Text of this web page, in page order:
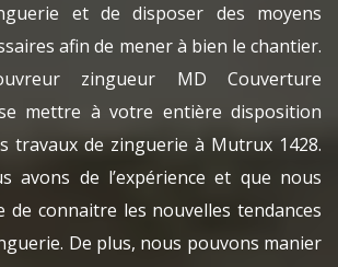
et de disposer des moyens
afin de mener à bien le chantier.
zingueur MD Couverture
mettre à votre entière disposition
travaux de zinguerie à Mutrux 1428.
avons de l’expérience et que nous
de connaitre les nouvelles tendances
De plus, nous pouvons manier